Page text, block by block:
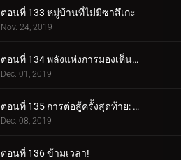
ตอนที่ 133 หมู่บ้านที่ไม่มีซาสึเกะ
Nov. 24, 2019
ตอนที่ 134 พลังแห่งการมองเห็นอนาคต
Dec. 01, 2019
ตอนที่ 135 การต่อสู้ครั้งสุดท้าย: อุราชิกิ
Dec. 08, 2019
ตอนที่ 136 ข้ามเวลา!